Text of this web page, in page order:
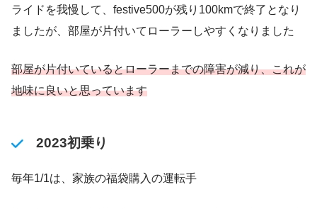
ライドを我慢して、festive500が残り100kmで終了となり
ましたが、部屋が片付いてローラーしやすくなりました
部屋が片付いているとローラーまでの障害が減り、これが
地味に良いと思っています
2023初乗り
毎年1/1は、家族の福袋購入の運転手